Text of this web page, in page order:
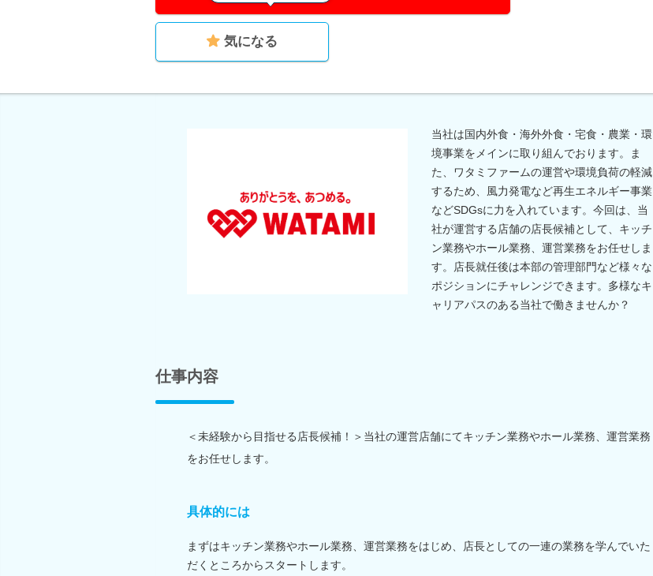
気になる
当社は国内外食・海外外食・宅食・農業・環
境事業をメインに取り組んでおります。ま
た、ワタミファームの運営や環境負荷の軽減
するため、風力発電など再生エネルギー事業
などSDGsに力を入れています。今回は、当
社が運営する店舗の店長候補として、キッチ
ン業務やホール業務、運営業務をお任せしま
す。店長就任後は本部の管理部門など様々な
ポジションにチャレンジできます。多様なキ
ャリアパスのある当社で働きませんか？
仕事内容
＜未経験から目指せる店長候補！＞当社の運営店舗にてキッチン業務やホール業務、運営業務
をお任せします。
具体的には
まずはキッチン業務やホール業務、運営業務をはじめ、店長としての一連の業務を学んでいた
だくところからスタートします。